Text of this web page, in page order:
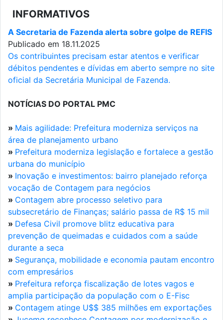
INFORMATIVOS
A Secretaria de Fazenda alerta sobre golpe de REFIS
Publicado em 18.11.2025
Os contribuintes precisam estar atentos e verificar
débitos pendentes e dívidas em aberto sempre no site
oficial da Secretária Municipal de Fazenda.
NOTÍCIAS DO PORTAL PMC
» Mais agilidade: Prefeitura moderniza serviços na
área de planejamento urbano
» Prefeitura moderniza legislação e fortalece a gestão
urbana do município
» Inovação e investimentos: bairro planejado reforça
vocação de Contagem para negócios
» Contagem abre processo seletivo para
subsecretário de Finanças; salário passa de R$ 15 mil
» Defesa Civil promove blitz educativa para
prevenção de queimadas e cuidados com a saúde
durante a seca
» Segurança, mobilidade e economia pautam encontro
com empresários
» Prefeitura reforça fiscalização de lotes vagos e
amplia participação da população com o E-Fisc
» Contagem atinge U$$ 385 milhões em exportações